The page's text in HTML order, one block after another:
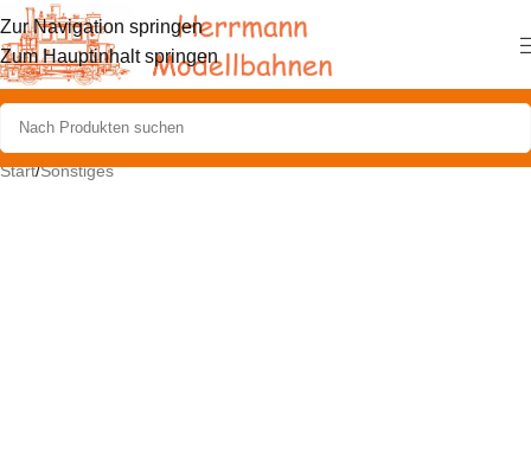
Zur Navigation springen
Zum Hauptinhalt springen
Start/Sonstiges